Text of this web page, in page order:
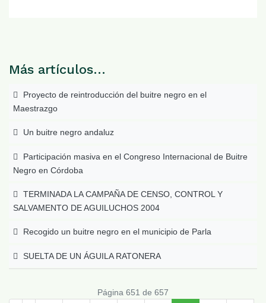
Más artículos…
Proyecto de reintroducción del buitre negro en el
Maestrazgo
Un buitre negro andaluz
Participación masiva en el Congreso Internacional de Buitre
Negro en Córdoba
TERMINADA LA CAMPAÑA DE CENSO, CONTROL Y
SALVAMENTO DE AGUILUCHOS 2004
Recogido un buitre negro en el municipio de Parla
SUELTA DE UN ÁGUILA RATONERA
Página 651 de 657